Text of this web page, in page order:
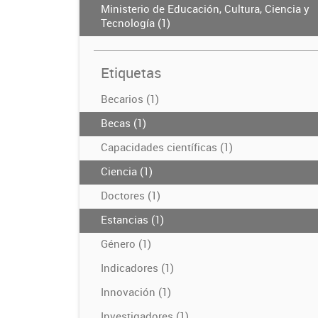
Ministerio de Educación, Cultura, Ciencia y
Tecnología (1)
Etiquetas
Becarios (1)
Becas (1)
Capacidades científicas (1)
Ciencia (1)
Doctores (1)
Estancias (1)
Género (1)
Indicadores (1)
Innovación (1)